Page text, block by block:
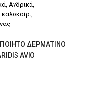
, Ανδρικά,
,
ΔΕΡΜΆΤΙΝΟ
AVIO